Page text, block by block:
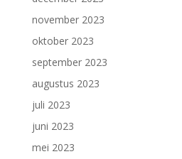
november 2023
oktober 2023
september 2023
augustus 2023
juli 2023
juni 2023
mei 2023